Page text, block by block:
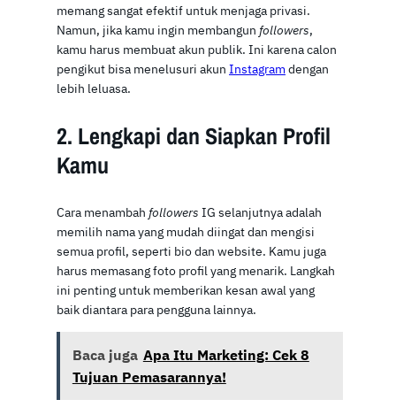
memang sangat efektif untuk menjaga privasi.
Namun, jika kamu ingin membangun followers,
kamu harus membuat akun publik. Ini karena calon
pengikut bisa menelusuri akun Instagramdengan
lebih leluasa.
2. Lengkapi dan Siapkan Profil
Kamu
Cara menambah followers IG selanjutnya adalah
memilih nama yang mudah diingat dan mengisi
semua profil, seperti bio dan website. Kamu juga
harus memasang foto profil yang menarik. Langkah
ini penting untuk memberikan kesan awal yang
baik diantara para pengguna lainnya.
Baca juga Apa Itu Marketing: Cek 8
Tujuan Pemasarannya!